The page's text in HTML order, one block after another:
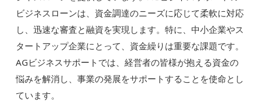
ビジネスローンは、資金調達のニーズに応じて柔軟に対応
し、迅速な審査と融資を実現します。特に、中小企業やス
タートアップ企業にとって、資金繰りは重要な課題です。
AGビジネスサポートでは、経営者の皆様が抱える資金の
悩みを解消し、事業の発展をサポートすることを使命とし
ています。